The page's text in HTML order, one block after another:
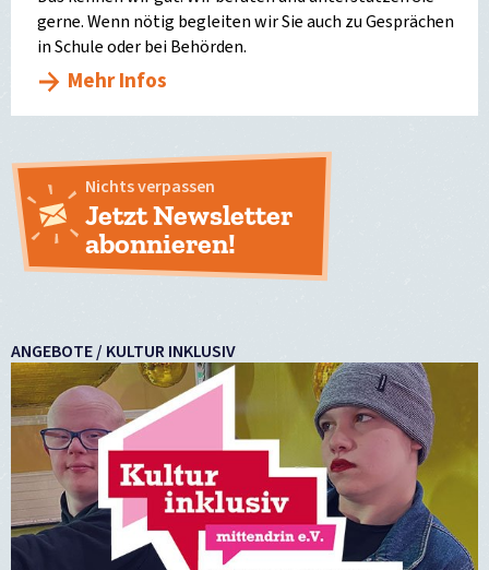
gerne. Wenn nötig begleiten wir Sie auch zu Gesprächen
in Schule oder bei Behörden.
Mehr Infos
Nichts verpassen
Jetzt Newsletter
abonnieren!
ANGEBOTE / KULTUR INKLUSIV